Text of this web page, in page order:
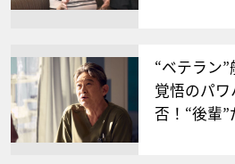
“ベテラン
覚悟のパ
否！“後輩